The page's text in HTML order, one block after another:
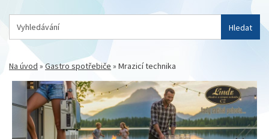
Hledat
Na úvod »Gastro spotřebiče » Mrazicí technika